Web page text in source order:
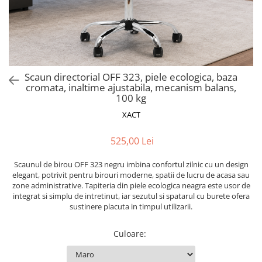
Saltele Pocket
Saltele cu arcuri impachetate
individual
Saltele Memory Pocket
Saltele Memory Foam
Saltele Memory Pocket
Saltele cu spuma poliuretanica
Saltele Latex
Saltele Memory
Saltele 140x200
Saltele 160x200
Noptiere
Paturi
Seturi de pat si saltea
Masute de toaleta
Mobilier living
Scaune pentru living
Seturi comode living si vitrine
Mobilier birou
Scaune ergonomice
Etajere Birou
Scaune pentru vizitatori
Scaune birou
Scaune profesionale
Scaune Lemn
Scaune birou copii
Scaune resigilate
Scaun directorial OFF 323, piele ecologica, baza
cromata, inaltime ajustabila, mecanism balans,
100 kg
XACT
525,00 Lei
Scaunul de birou OFF 323 negru imbina confortul zilnic cu un design
elegant, potrivit pentru birouri moderne, spatii de lucru de acasa sau
zone administrative. Tapiteria din piele ecologica neagra este usor de
integrat si simplu de intretinut, iar sezutul si spatarul cu burete ofera
sustinere placuta in timpul utilizarii.
Culoare: